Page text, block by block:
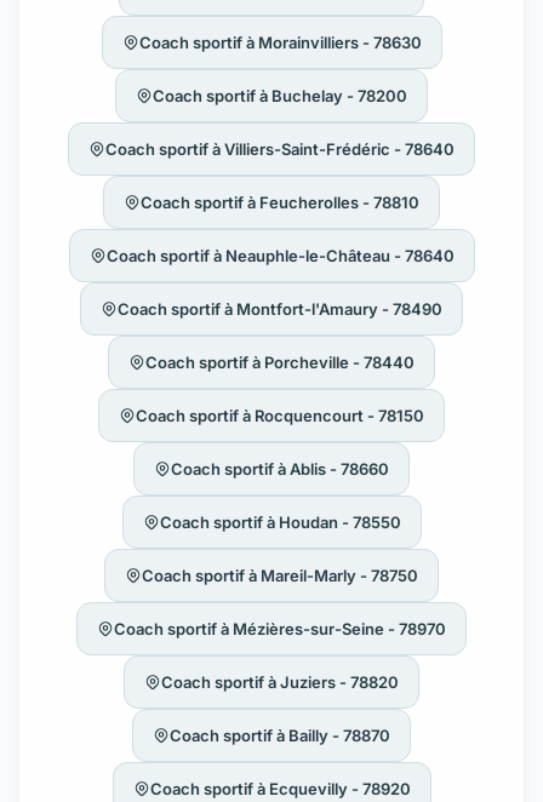
Coach sportif à Morainvilliers - 78630
Coach sportif à Buchelay - 78200
Coach sportif à Villiers-Saint-Frédéric - 78640
Coach sportif à Feucherolles - 78810
Coach sportif à Neauphle-le-Château - 78640
Coach sportif à Montfort-l'Amaury - 78490
Coach sportif à Porcheville - 78440
Coach sportif à Rocquencourt - 78150
Coach sportif à Ablis - 78660
Coach sportif à Houdan - 78550
Coach sportif à Mareil-Marly - 78750
Coach sportif à Mézières-sur-Seine - 78970
Coach sportif à Juziers - 78820
Coach sportif à Bailly - 78870
Coach sportif à Ecquevilly - 78920